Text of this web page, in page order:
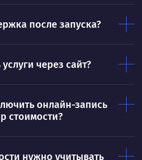
делаешь. Этим всё
О
после запуска?
через сайт?
онлайн-запись
стоимости?
нужно учитывать